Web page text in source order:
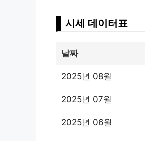
시세 데이터표
날짜
2025년 08월
2025년 07월
2025년 06월